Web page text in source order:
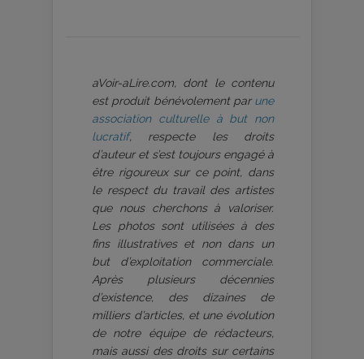
aVoir-aLire.com, dont le contenu
est produit bénévolement par une
association culturelle à but non
lucratif, respecte les droits
d’auteur et s’est toujours engagé à
être rigoureux sur ce point, dans
le respect du travail des artistes
que nous cherchons à valoriser.
Les photos sont utilisées à des
fins illustratives et non dans un
but d’exploitation commerciale.
Après plusieurs décennies
d’existence, des dizaines de
milliers d’articles, et une évolution
de notre équipe de rédacteurs,
mais aussi des droits sur certains